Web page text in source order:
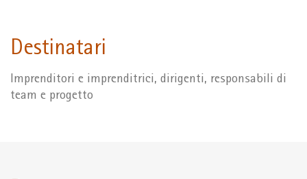
Destinatari
Imprenditori e imprenditrici, dirigenti, responsabili di
team e progetto